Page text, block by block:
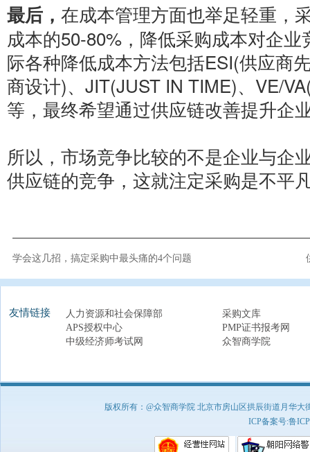
最后， 在成本管理方面也举足轻重，
成本的50-80%，降低采购成本对企
际各种降低成本方法包括ESI(供应商
商设计)、JIT(JUST IN TIME)、VE/
等，最终希望通过供应链改善提升企
所以，市场竞争比较的不是企业与企
供应链的竞争，这就注定采购是不平
学会这几招，搞定采购中最头痛的4个问题
友情链接 人力资源和社会保障部
采购文库
APS授权中心
PMP证书报考网
中级经济师考试网
众智商学院
版权所有：@众智商学院 北京市房山区拱辰街道月华
ICP备案号:鲁